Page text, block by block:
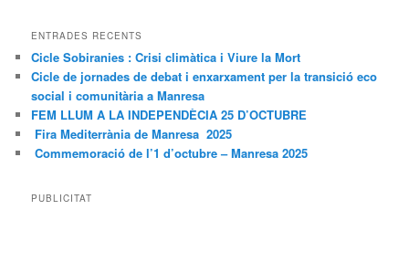
ENTRADES RECENTS
Cicle Sobiranies : Crisi climàtica i Viure la Mort
Cicle de jornades de debat i enxarxament per la transició eco
social i comunitària a Manresa
FEM LLUM A LA INDEPENDÈCIA 25 D’OCTUBRE
Fira Mediterrània de Manresa 2025
Commemoració de l’1 d’octubre – Manresa 2025
PUBLICITAT